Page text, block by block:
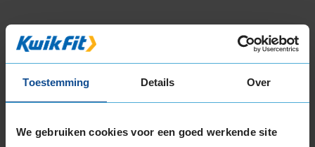
Toestemming Details Over
We gebruiken cookies voor een goed werkende site
Bandenmontagepakketten
Kies je